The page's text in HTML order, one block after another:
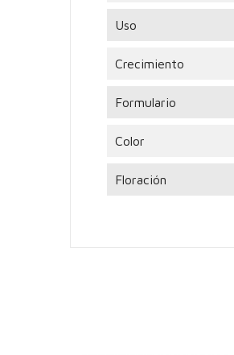
Uso
Crecimiento
Formulario
Color
Floración